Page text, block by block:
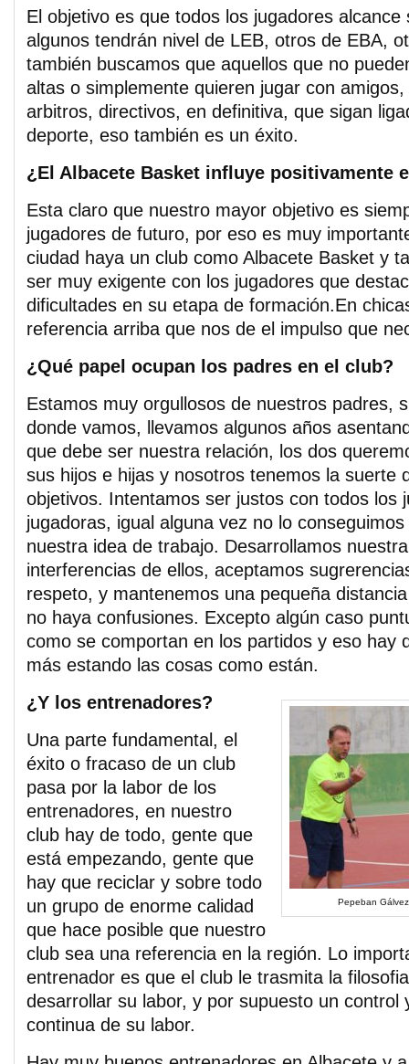
El objetivo es que todos los jugadores alcance
algunos tendrán nivel de LEB, otros de EBA,
también buscamos que aquellos que no
altas o simplemente quieren jugar con
arbitros, directivos, en definitiva, que sigan
deporte, eso también es un éxito.
¿El Albacete Basket influye positivamente
Esta claro que nuestro mayor objetivo es
jugadores de futuro, por eso es muy
ciudad haya un club como Albacete Basket y
ser muy exigente con los jugadores que
dificultades en su etapa de formación.En
referencia arriba que nos de el impulso que
¿Qué papel ocupan los padres en el club?
Estamos muy orgullosos de nuestros padres,
donde vamos, llevamos algunos años
que debe ser nuestra relación, los dos
sus hijos e hijas y nosotros tenemos la suerte
objetivos. Intentamos ser justos con todos los
jugadoras, igual alguna vez no lo
nuestra idea de trabajo. Desarrollamos
interferencias de ellos, aceptamos
respeto, y mantenemos una pequeña
no haya confusiones. Excepto algún caso
como se comportan en los partidos y eso hay
más estando las cosas como están.
Pepeban
¿Y los entrenadores?
Una parte fundamental, el
éxito o fracaso de un club
pasa por la labor de los
entrenadores, en nuestro
club hay de todo, gente que
está empezando, gente que
hay que reciclar y sobre todo
un grupo de enorme calidad
que hace posible que nuestro
club sea una referencia en la región. Lo
entrenador es que el club le trasmita la
desarrollar su labor, y por supuesto un control
continua de su labor.